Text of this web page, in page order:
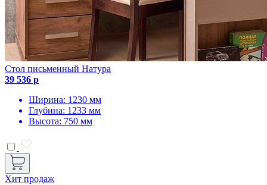
Стол письменный Натура
39 536 р
Ширина: 1230 мм
Глубина: 1233 мм
Высота: 750 мм
Хит продаж